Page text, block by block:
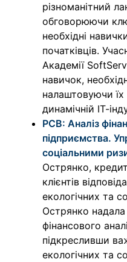
різноманітний
обговорюючи
необхідні
початківців.
Академії
навичок,
налаштовуючи
динамічній ІТ-
PCB: Аналіз
підприємства.
соціальними
Острянко,
клієнтів
екологічних та
Острянко
фінансового
підкресливши
екологічних та